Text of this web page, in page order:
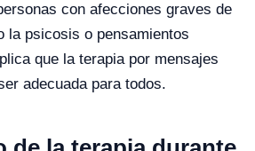
con afecciones graves de
la psicosis o pensamientos
que la terapia por mensajes
adecuada para todos.